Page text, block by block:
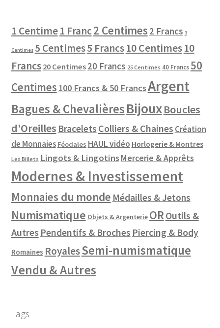
1 Centime1 Franc2 Centimes 2 Francs 3
Centimes 5 Centimes5 Francs10 Centimes10
Francs 20 Centimes 20 Francs 25 Centimes 40 Francs 50
Centimes 100 Francs & 50 FrancsArgent
Bagues & ChevalièresBijouxBoucles
d'Oreilles Bracelets Colliers & Chaines Création
de Monnaies Féodales HAUL vidéo Horlogerie & Montres
Les Billets Lingots & Lingotins Mercerie & Apprêts
Modernes & Investissement
Monnaies du monde Médailles & Jetons
Numismatique Objets & Argenterie OR Outils &
Autres Pendentifs & Broches Piercing & Body
Romaines RoyalesSemi-numismatique
Vendu & Autres
Tags